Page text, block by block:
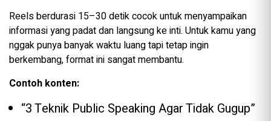
Reels berdurasi 15–30 detik cocok untuk menyampaikan
informasi yang padat dan langsung ke inti. Untuk kamu yang
nggak punya banyak waktu luang tapi tetap ingin
berkembang, format ini sangat membantu.
Contoh konten:
“3 Teknik Public Speaking Agar Tidak Gugup”